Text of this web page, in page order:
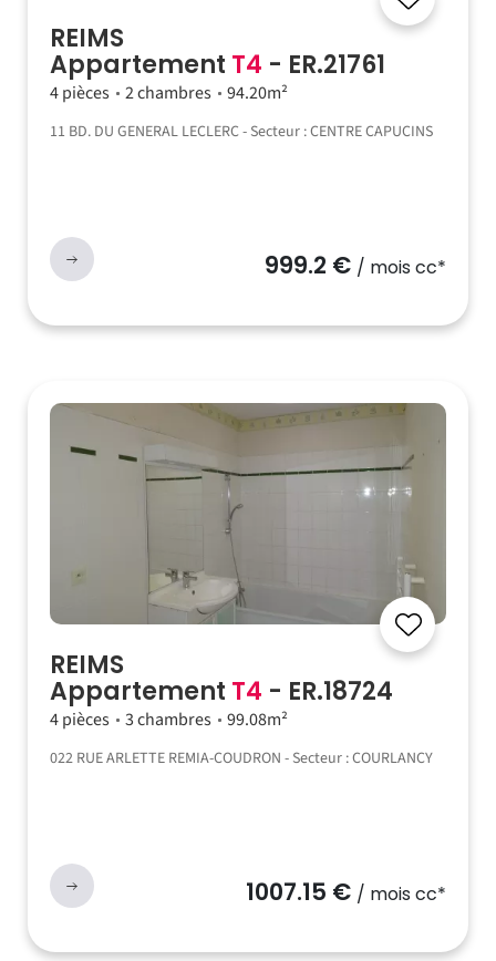
REIMS
Appartement T4 - ER.21761
4 pièces 2 chambres 94.20m²
11 BD. DU GENERAL LECLERC - Secteur : CENTRE CAPUCINS
999.2 € / mois cc*
REIMS
Appartement T4 - ER.18724
4 pièces 3 chambres 99.08m²
022 RUE ARLETTE REMIA-COUDRON - Secteur : COURLANCY
1007.15 € / mois cc*